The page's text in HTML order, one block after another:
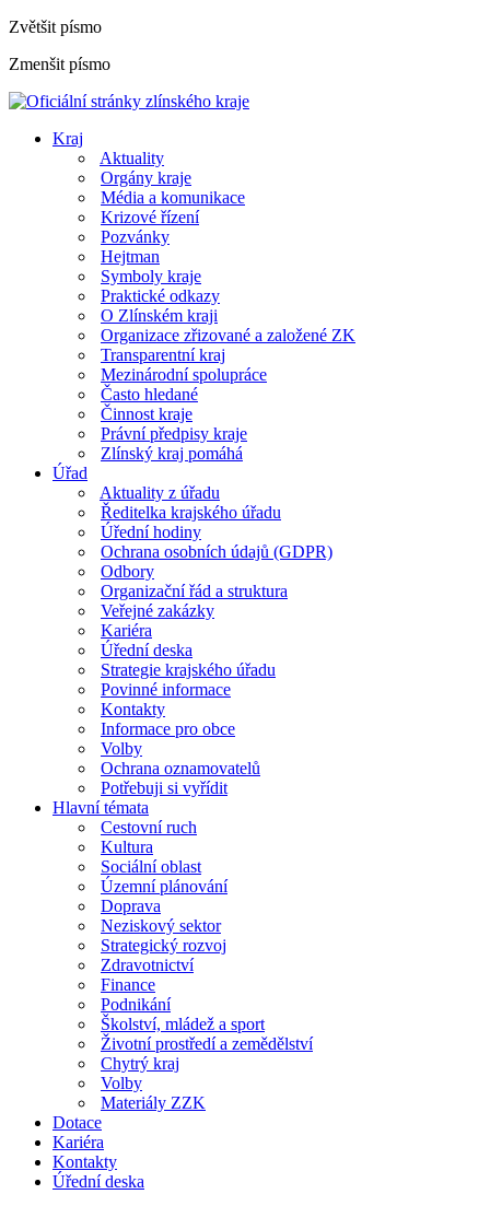
Zvětšit písmo
Zmenšit písmo
Kraj
Aktuality
Orgány kraje
Média a komunikace
Krizové řízení
Pozvánky
Hejtman
Symboly kraje
Praktické odkazy
O Zlínském kraji
Organizace zřizované a založené ZK
Transparentní kraj
Mezinárodní spolupráce
Často hledané
Činnost kraje
Právní předpisy kraje
Zlínský kraj pomáhá
Úřad
Aktuality z úřadu
Ředitelka krajského úřadu
Úřední hodiny
Ochrana osobních údajů (GDPR)
Odbory
Organizační řád a struktura
Veřejné zakázky
Kariéra
Úřední deska
Strategie krajského úřadu
Povinné informace
Kontakty
Informace pro obce
Volby
Ochrana oznamovatelů
Potřebuji si vyřídit
Hlavní témata
Cestovní ruch
Kultura
Sociální oblast
Územní plánování
Doprava
Neziskový sektor
Strategický rozvoj
Zdravotnictví
Finance
Podnikání
Školství, mládež a sport
Životní prostředí a zemědělství
Chytrý kraj
Volby
Materiály ZZK
Dotace
Kariéra
Kontakty
Úřední deska